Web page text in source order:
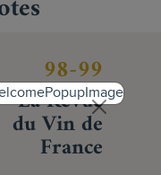
98-99
La Revue
du Vin de
France